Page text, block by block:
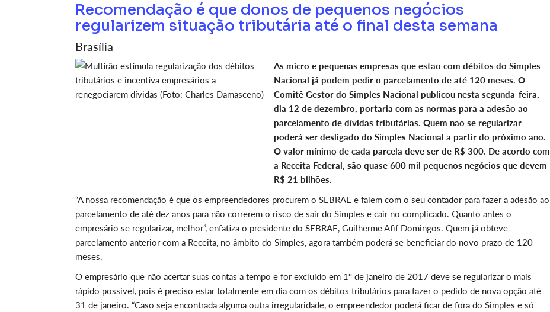
Recomendação é que donos de pequenos negócios
regularizem situação tributária até o final desta semana
Brasília
As micro e pequenas empresas que estão com débitos do Simples
Nacional já podem pedir o parcelamento de até 120 meses. O
Comitê Gestor do Simples Nacional publicou nesta segunda-feira,
dia 12 de dezembro, portaria com as normas para a adesão ao
parcelamento de dívidas tributárias. Quem não se regularizar
poderá ser desligado do Simples Nacional a partir do próximo ano.
O valor mínimo de cada parcela deve ser de R$ 300. De acordo com
a Receita Federal, são quase 600 mil pequenos negócios que devem
R$ 21 bilhões.
“A nossa recomendação é que os empreendedores procurem o SEBRAE e falem com o seu contador para fazer a adesão ao
parcelamento de até dez anos para não correrem o risco de sair do Simples e cair no complicado. Quanto antes o
empresário se regularizar, melhor”, enfatiza o presidente do SEBRAE, Guilherme Afif Domingos. Quem já obteve
parcelamento anterior com a Receita, no âmbito do Simples, agora também poderá se beneficiar do novo prazo de 120
meses.
O empresário que não acertar suas contas a tempo e for excluído em 1º de janeiro de 2017 deve se regularizar o mais
rápido possível, pois é preciso estar totalmente em dia com os débitos tributários para fazer o pedido de nova opção até
31 de janeiro. “Caso seja encontrada alguma outra irregularidade, o empreendedor poderá ficar de fora do Simples e só